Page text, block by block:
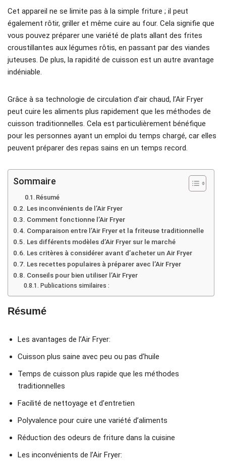
Cet appareil ne se limite pas à la simple friture ; il peut
également rôtir, griller et même cuire au four. Cela signifie que
vous pouvez préparer une variété de plats allant des frites
croustillantes aux légumes rôtis, en passant par des viandes
juteuses. De plus, la rapidité de cuisson est un autre avantage
indéniable.
Grâce à sa technologie de circulation d’air chaud, l’Air Fryer
peut cuire les aliments plus rapidement que les méthodes de
cuisson traditionnelles. Cela est particulièrement bénéfique
pour les personnes ayant un emploi du temps chargé, car elles
peuvent préparer des repas sains en un temps record.
Sommaire
Résumé
Les inconvénients de l’Air Fryer
Comment fonctionne l’Air Fryer
Comparaison entre l’Air Fryer et la friteuse traditionnelle
Les différents modèles d’Air Fryer sur le marché
Les critères à considérer avant d’acheter un Air Fryer
Les recettes populaires à préparer avec l’Air Fryer
Conseils pour bien utiliser l’Air Fryer
Publications similaires :
Résumé
Les avantages de l’Air Fryer:
Cuisson plus saine avec peu ou pas d’huile
Temps de cuisson plus rapide que les méthodes
traditionnelles
Facilité de nettoyage et d’entretien
Polyvalence pour cuire une variété d’aliments
Réduction des odeurs de friture dans la cuisine
Les inconvénients de l’Air Fryer: